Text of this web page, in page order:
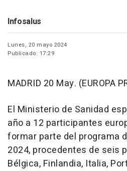
Infosalus
Lunes, 20 mayo 2024
Publicado: 17:29
MADRID 20 May. (EUROPA
El Ministerio de Sanidad
año a 12 participantes
formar parte del programa
2024, procedentes de seis
Bélgica, Finlandia, Italia,